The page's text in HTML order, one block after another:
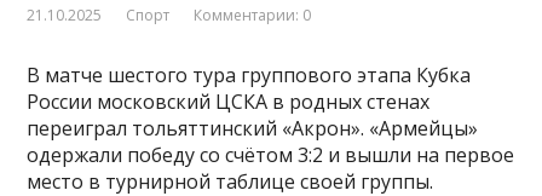
21.10.2025 Спорт Комментарии: 0
В матче шестого тура группового этапа Кубка
России московский ЦСКА в родных стенах
переиграл тольяттинский «Акрон». «Армейцы»
одержали победу со счётом 3:2 и вышли на первое
место в турнирной таблице своей группы.